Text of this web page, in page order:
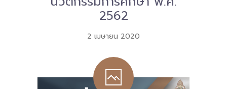
2562
2 เมษายน 2020